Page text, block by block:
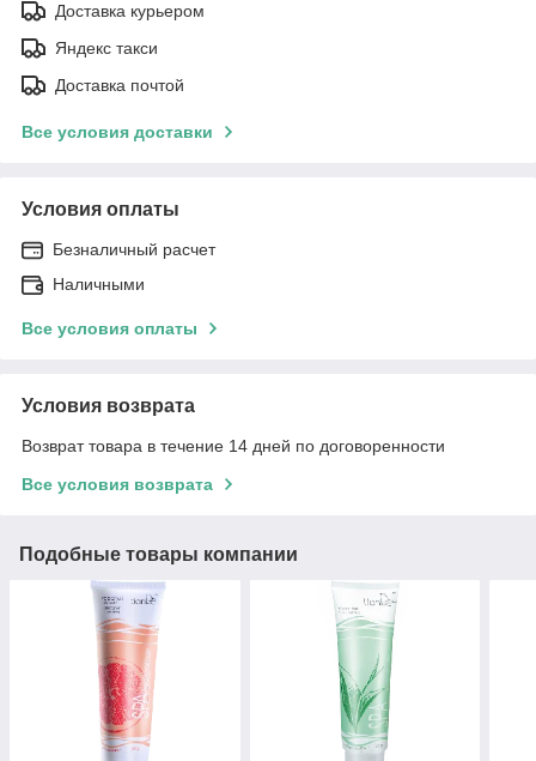
Доставка курьером
Яндекс такси
Доставка почтой
Все условия доставки
Условия оплаты
Безналичный расчет
Наличными
Все условия оплаты
Условия возврата
Возврат товара в течение 14 дней по договоренности
Все условия возврата
Подобные товары компании